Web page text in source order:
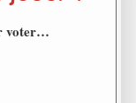
voter…